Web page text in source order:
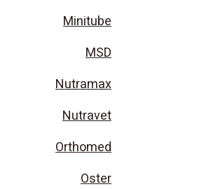
Minitube
MSD
Nutramax
Nutravet
Orthomed
Oster